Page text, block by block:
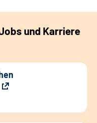
und Karriere